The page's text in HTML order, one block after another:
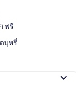
ฟรี
บุหรี่